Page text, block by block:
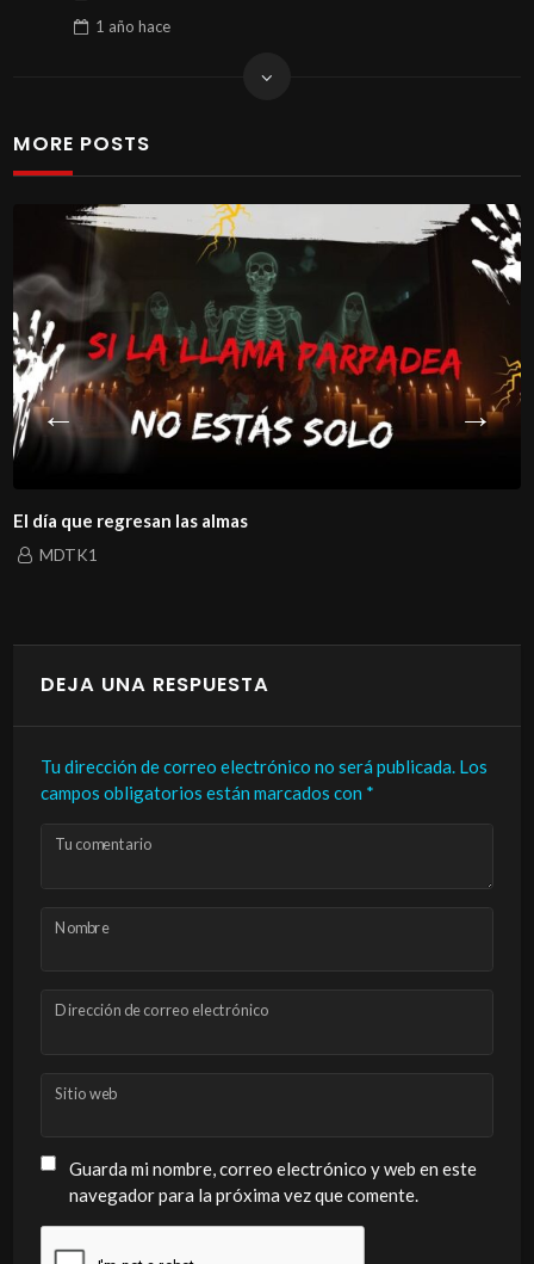
espeluznantes, el horror de méxico, mitos siniestros,
demoníacas, entidades sobrenaturales, leyendas oscuras,
espíritus del pasado, historias de terror jamás contadas,
tepito, mercado sonora, colonia guerrero, querétaro,
veracruz, traileros, camioneros, ciudad de mexico, cdmx,
mexico, colonia doctores, Fantasmas, Espíritus, Oculto,
Esoterismo, Maldiciones
Únete a los MIEMBROS DEL CANAL en YouTube dando
click aquí:
http://bit.ly/Miembrosdecanalmiedoteca
compartirlo y regalarnos un LIKE
1 año hace
MORE POSTS
DEJA UNA RESPUESTA
Tu dirección de correo electrónico no será publicada. Los
campos obligatorios están marcados con *
Tu comentario
Nombre
Dirección de correo electrónico
Sitio web
Guarda mi nombre, correo electrónico y web en este
navegador para la próxima vez que comente.